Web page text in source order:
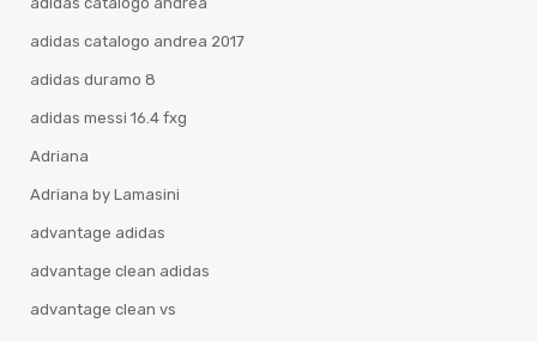
adidas catalogo andrea 2017
adidas duramo 8
adidas messi 16.4 fxg
Adriana
Adriana by Lamasini
advantage adidas
advantage clean adidas
advantage clean vs